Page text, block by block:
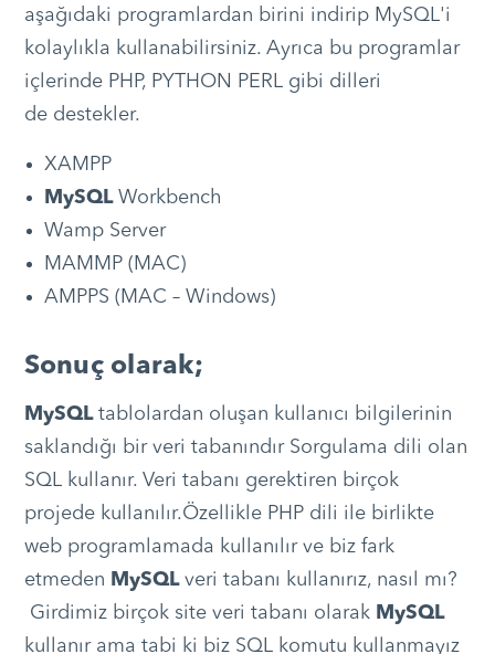
aşağıdaki programlardan birini indirip MySQL'i
kolaylıkla kullanabilirsiniz. Ayrıca bu programlar
içlerinde PHP, PYTHON PERL gibi dilleri
de destekler.
XAMPP
MySQLWorkbench
Wamp Server
MAMMP (MAC)
AMPPS (MAC – Windows)
Sonuç olarak;
MySQLtablolardan oluşan kullanıcı bilgilerinin
saklandığı bir veri tabanındır Sorgulama dili olan
SQL kullanır. Veri tabanı gerektiren birçok
projede kullanılır.Özellikle PHP dili ile birlikte
web programlamada kullanılır ve biz fark
etmeden MySQLveri tabanı kullanırız, nasıl mı?
Girdimiz birçok site veri tabanı olarakMySQL
kullanır ama tabi ki biz SQL komutu kullanmayız